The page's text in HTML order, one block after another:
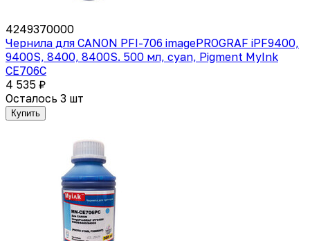
4249370000
Чернила для CANON PFI-706 imagePROGRAF iPF9400,
9400S, 8400, 8400S. 500 мл, cyan, Pigment MyInk
CE706C
4 535 ₽
Осталось 3 шт
Купить